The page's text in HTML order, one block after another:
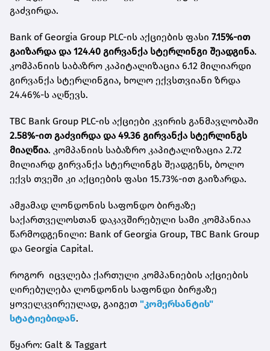
გაძვირდა.
Bank of Georgia Group PLC-ის აქციების ფასი 7.15%-ით
გაიზარდა და 124.40 გირვანქა სტერლინგი შეადგინა.
კომპანიის საბაზრო კაპიტალიზაცია 6.12 მილიარდი
გირვანქა სტერლინგია, ხოლო ექვსთვიანი ზრდა
24.46%-ს აღწევს.
TBC Bank Group PLC-ის აქციები კვირის განმავლობაში
2.58%-ით გაძვირდა და 49.36 გირვანქა სტერლინგს
მიაღწია. კომპანიის საბაზრო კაპიტალიზაცია 2.72
მილიარდ გირვანქა სტერლინგს შეადგენს, ბოლო
ექვს თვეში კი აქციების ფასი 15.73%-ით გაიზარდა.
ამჟამად ლონდონის საფონდო ბირჟაზე
საქართველოსთან დაკავშირებული სამი კომპანიაა
წარმოდგენილი: Bank of Georgia Group, TBC Bank Group
და Georgia Capital.
როგორ იცვლება ქართული კომპანიების აქციების
ღირებულება ლონდონის საფონდი ბირჟაზე
ყოველკვირეულად, გაიგეთ "კომერსანტის"
სტატიებიდან.
წყარო: Galt & Taggart